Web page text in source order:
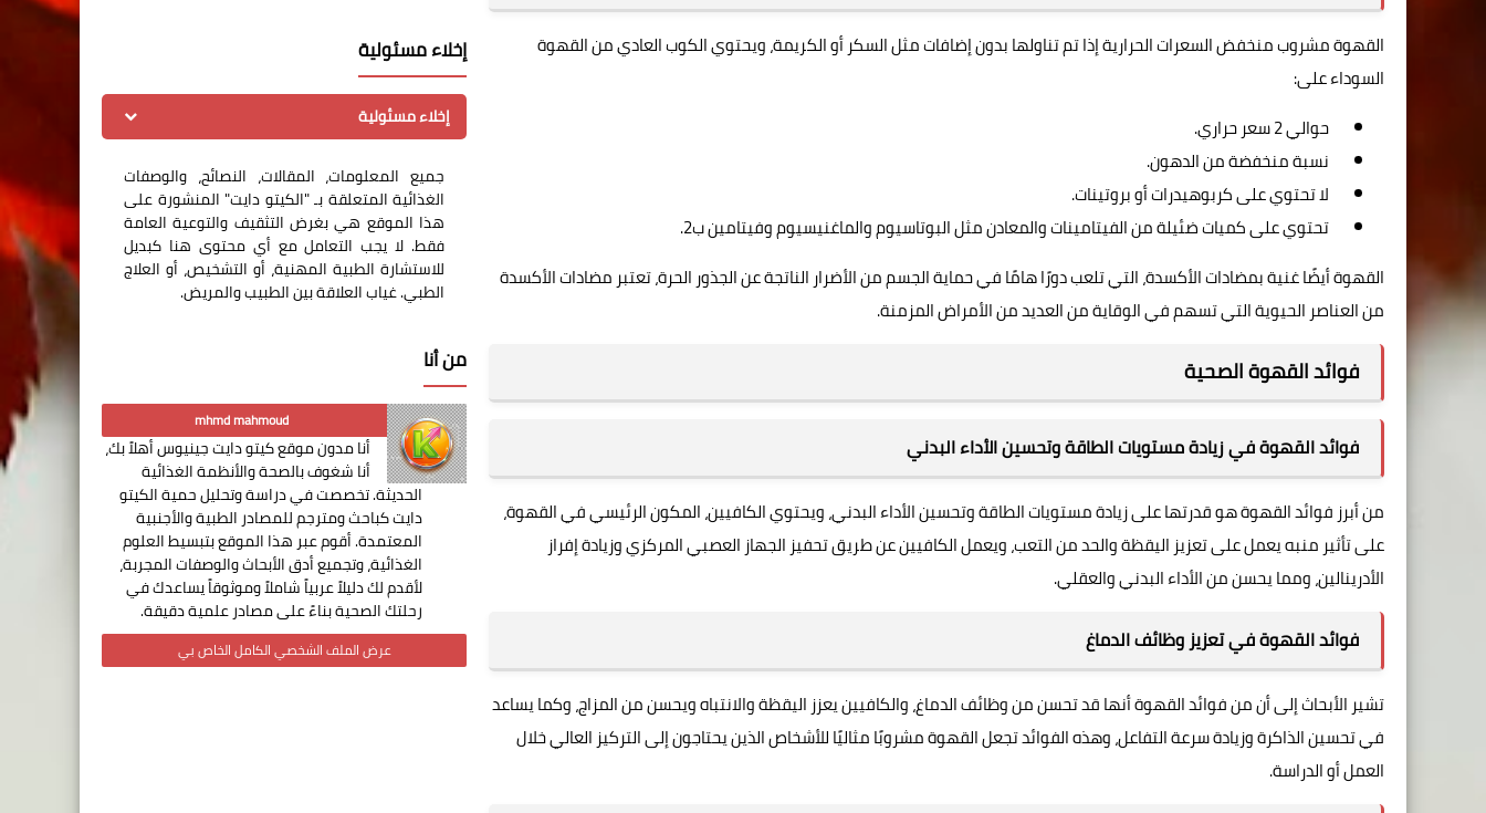
القهوة مشروب منخفض السعرات الحرارية إذا تم تناولها بدون إضافات مثل السكر أو الكريمة، ويحتوي الكوب العادي من القهوة
السوداء على:
حوالي 2 سعر حراري.
نسبة منخفضة من الدهون.
لا تحتوي على كربوهيدرات أو بروتينات.
تحتوي على كميات ضئيلة من الفيتامينات والمعادن مثل البوتاسيوم والماغنيسيوم وفيتامين ب2.
القهوة أيضًا غنية بمضادات الأكسدة، التي تلعب دورًا هامًا في حماية الجسم من الأضرار الناتجة عن الجذور الحرة، تعتبر مضادات الأكسدة
من العناصر الحيوية التي تسهم في الوقاية من العديد من الأمراض المزمنة.
فوائد القهوة الصحية
فوائد القهوة في زيادة مستويات الطاقة وتحسين الأداء البدني
من أبرز فوائد القهوةهو قدرتها على زيادة مستويات الطاقة وتحسين الأداء البدني، ويحتوي الكافيين، المكون الرئيسي في القهوة،
على تأثير منبه يعمل على تعزيز اليقظة والحد من التعب، ويعمل الكافيين عن طريق تحفيز الجهاز العصبي المركزي وزيادة إفراز
الأدرينالين، ومما يحسن من الأداء البدني والعقلي.
فوائد القهوة في تعزيز وظائف الدماغ
تشير الأبحاث إلى أن من فوائد القهوةأنها قد تحسن من وظائف الدماغ، والكافيين يعزز اليقظة والانتباه ويحسن من المزاج، وكما يساعد
في تحسين الذاكرة وزيادة سرعة التفاعل، وهذه الفوائد تجعل القهوة مشروبًا مثاليًا للأشخاص الذين يحتاجون إلى التركيز العالي خلال
العمل أو الدراسة.
إخلاء مسئولية
إخلاء مسئولية
جميع المعلومات، المقالات، النصائح، والوصفات
الغذائية المتعلقة بـ "الكيتو دايت" المنشورة على
هذا الموقع هي بغرض التثقيف والتوعية العامة
فقط. لا يجب التعامل مع أي محتوى هنا كبديل
للاستشارة الطبية المهنية، أو التشخيص، أو العلاج
الطبي. غياب العلاقة بين الطبيب والمريض.
من أنا
mhmd mahmoud
أنا مدون موقع كيتو دايت جينيوس أهلاً بك،
أنا شغوف بالصحة والأنظمة الغذائية
الحديثة. تخصصت في دراسة وتحليل حمية الكيتو
دايت كباحث ومترجم للمصادر الطبية والأجنبية
المعتمدة. أقوم عبر هذا الموقع بتبسيط العلوم
الغذائية، وتجميع أدق الأبحاث والوصفات المجربة،
لأقدم لك دليلاً عربياً شاملاً وموثوقاً يساعدك في
رحلتك الصحية بناءً على مصادر علمية دقيقة.
عرض الملف الشخصي الكامل الخاص بي